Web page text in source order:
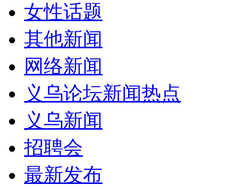
女性话题
其他新闻
网络新闻
义乌论坛新闻热点
义乌新闻
招聘会
最新发布